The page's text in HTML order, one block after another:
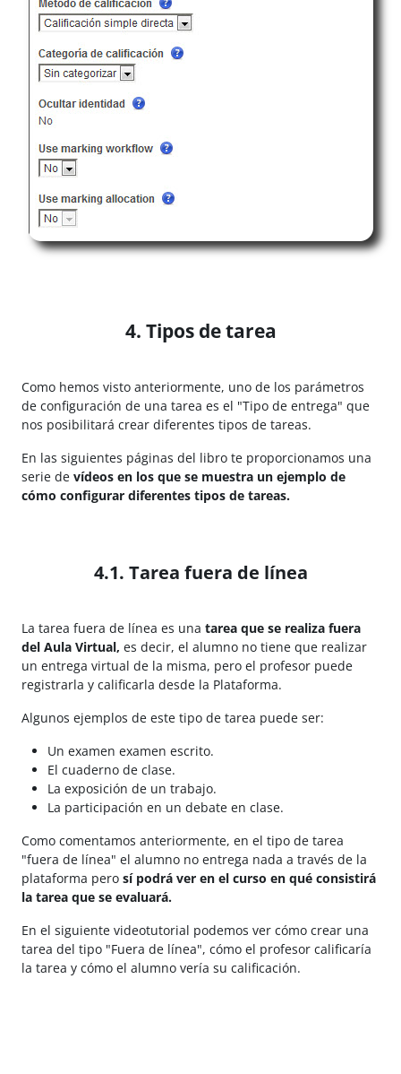
4. Tipos de tarea
Como hemos visto anteriormente, uno de los parámetros
de configuración de una tarea es el "Tipo de entrega" que
nos posibilitará crear diferentes tipos de tareas.
En las siguientes páginas del libro te proporcionamos una
serie de vídeos en los que se muestra un ejemplo de
cómo configurar diferentes tipos de tareas.
4.1. Tarea fuera de línea
La tarea fuera de línea es una tarea que se realiza fuera
del Aula Virtual, es decir, el alumno no tiene que realizar
un entrega virtual de la misma, pero el profesor puede
registrarla y calificarla desde la Plataforma.
Algunos ejemplos de este tipo de tarea puede ser:
Un examen examen escrito.
El cuaderno de clase.
La exposición de un trabajo.
La participación en un debate en clase.
Como comentamos anteriormente, en el tipo de tarea
"fuera de línea" el alumno no entrega nada a través de la
plataforma pero sí podrá ver en el curso en qué consistirá
la tarea que se evaluará.
En el siguiente videotutorial podemos ver cómo crear una
tarea del tipo "Fuera de línea", cómo el profesor calificaría
la tarea y cómo el alumno vería su calificación.